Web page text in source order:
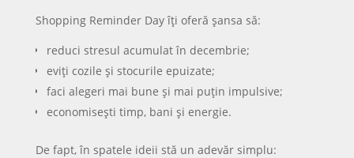
Shopping Reminder Day îți oferă șansa să:
reduci stresul acumulat în decembrie;
eviți cozile și stocurile epuizate;
faci alegeri mai bune și mai puțin impulsive;
economisești timp, bani și energie.
De fapt, în spatele ideii stă un adevăr simplu: